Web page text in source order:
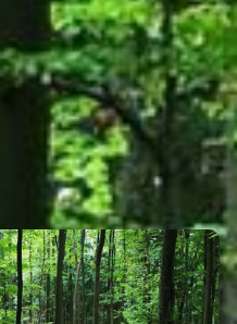
GEHÖRT ZU